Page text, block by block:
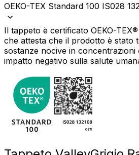
OEKO-TEX Standard 100 IS028
Il tappeto è certificato OEKO-
che attesta che il prodotto è stato
sostanze nocive in concentrazioni
impatto negativo sulla salute